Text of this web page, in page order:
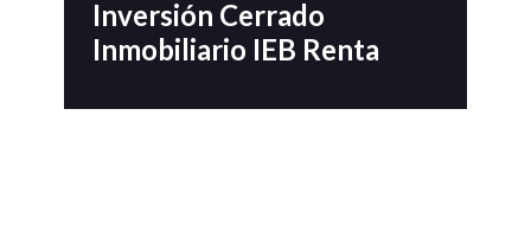
Inversión Cerrado
Inmobiliario IEB Renta